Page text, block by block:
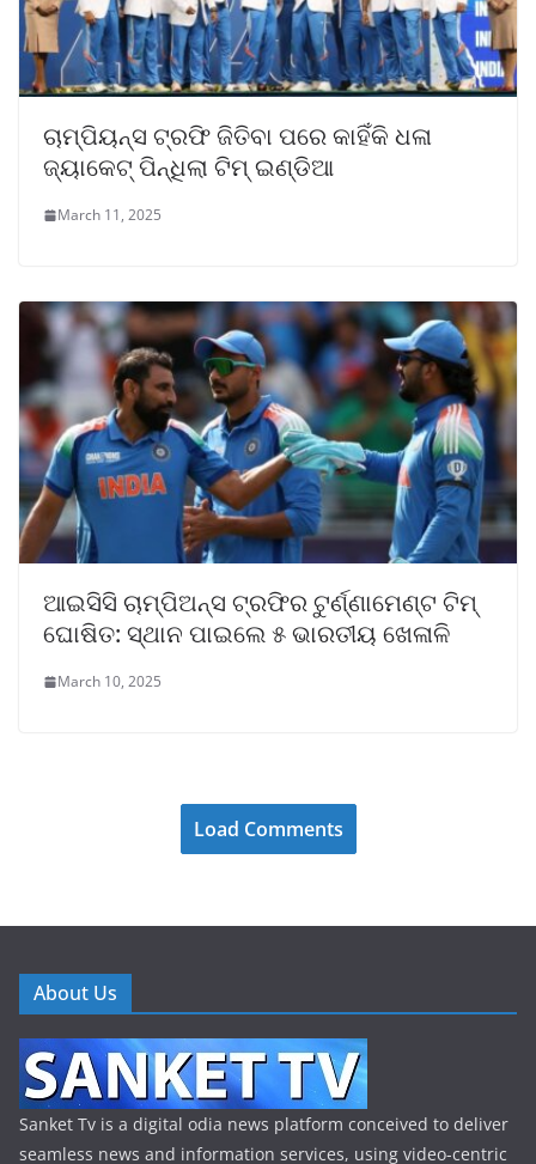
ଚାମ୍ପିୟନ୍ସ ଟ୍ରଫି ଜିତିବା ପରେ କାହିଁକି ଧଳା
ଜ୍ୟାକେଟ୍ ପିନ୍ଧିଲା ଟିମ୍ ଇଣ୍ଡିଆ
March 11, 2025
ଆଇସିସି ଚାମ୍ପିଅନ୍ସ ଟ୍ରଫିର ଟୁର୍ଣ୍ଣାମେଣ୍ଟ ଟିମ୍
ଘୋଷିତ: ସ୍ଥାନ ପାଇଲେ ୫ ଭାରତୀୟ ଖେଳାଳି
March 10, 2025
Load Comments
About Us
Sanket Tv is a digital odia news platform conceived to deliver
seamless news and information services, using video-centric